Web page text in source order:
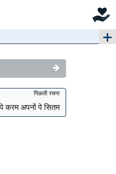
पिछली रचना
पे करम अपनों पे सितम